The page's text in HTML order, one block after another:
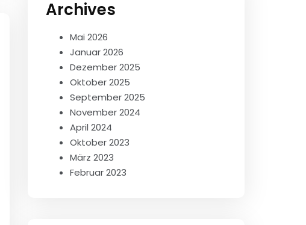
Archives
Mai 2026
Januar 2026
Dezember 2025
Oktober 2025
September 2025
November 2024
April 2024
Oktober 2023
März 2023
Februar 2023